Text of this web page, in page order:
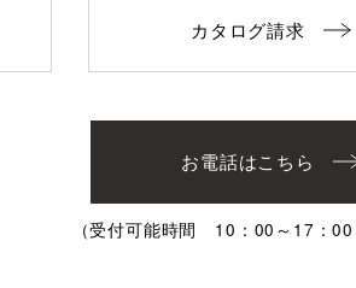
カタログ請求
お電話はこちら
（受付可能時間 10：00～17：00